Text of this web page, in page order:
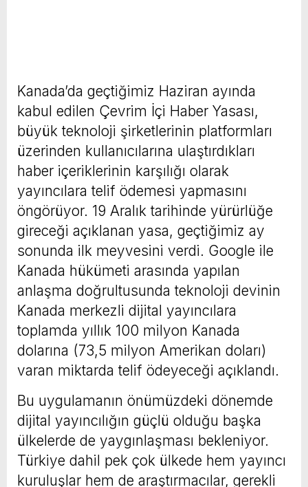
Kanada’da geçtiğimiz Haziran ayında
kabul edilen Çevrim İçi Haber Yasası,
büyük teknoloji şirketlerinin platformları
üzerinden kullanıcılarına ulaştırdıkları
haber içeriklerinin karşılığı olarak
yayıncılara telif ödemesi yapmasını
öngörüyor. 19 Aralık tarihinde yürürlüğe
gireceği açıklanan yasa, geçtiğimiz ay
sonunda ilk meyvesini verdi. Google ile
Kanada hükümeti arasında yapılan
anlaşma doğrultusunda teknoloji devinin
Kanada merkezli dijital yayıncılara
toplamda yıllık 100 milyon Kanada
dolarına (73,5 milyon Amerikan doları)
varan miktarda telif ödeyeceği açıklandı.
Bu uygulamanın önümüzdeki dönemde
dijital yayıncılığın güçlü olduğu başka
ülkelerde de yaygınlaşması bekleniyor.
Türkiye dahil pek çok ülkede hem yayıncı
kuruluşlar hem de araştırmacılar, gerekli